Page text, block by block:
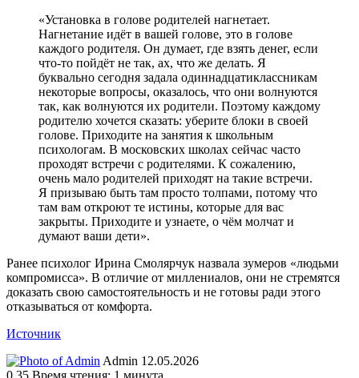
«Установка в голове родителей нагнетает.
Нагнетание идёт в вашей голове, это в голове
каждого родителя. Он думает, где взять денег, если
что-то пойдёт не так, ах, что же делать. Я
буквально сегодня задала одиннадцатиклассникам
некоторые вопросы, оказалось, что они волнуются
так, как волнуются их родители. Поэтому каждому
родителю хочется сказать: уберите блоки в своей
голове. Приходите на занятия к школьным
психологам. В московских школах сейчас часто
проходят встречи с родителями. К сожалению,
очень мало родителей приходят на такие встречи.
Я призываю быть там просто толпами, потому что
там вам откроют те истины, которые для вас
закрыты. Приходите и узнаете, о чём молчат и
думают ваши дети».
Ранее психолог Ирина Смолярчук назвала зумеров «людьми
компромисса». В отличие от миллениалов, они не стремятся
доказать свою самостоятельность и не готовы ради этого
отказываться от комфорта.
Источник
Admin Send
an
12.05.2026
0 35 Время чтения: 1 минута